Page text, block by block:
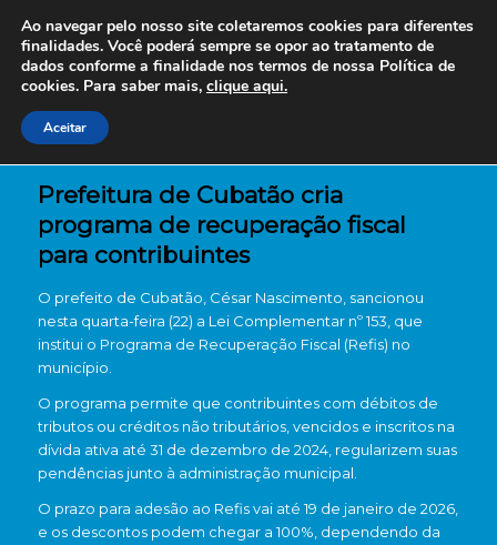
Prefeitura de Cubatão cria
programa de recuperação fiscal
para contribuintes
O prefeito de Cubatão, César Nascimento, sancionou
nesta quarta-feira (22) a Lei Complementar nº 153, que
institui o Programa de Recuperação Fiscal (Refis) no
município.
O programa permite que contribuintes com débitos de
tributos ou créditos não tributários, vencidos e inscritos na
dívida ativa até 31 de dezembro de 2024, regularizem suas
pendências junto à administração municipal.
O prazo para adesão ao Refis vai até 19 de janeiro de 2026,
e os descontos podem chegar a 100%, dependendo da
Ao navegar pelo nosso site coletaremos cookies para diferentes
finalidades. Você poderá sempre se opor ao tratamento de
dados conforme a finalidade nos termos de nossa Política de
cookies. Para saber mais, clique aqui.
Aceitar